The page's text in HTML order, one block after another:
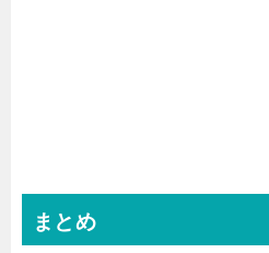
まとめ